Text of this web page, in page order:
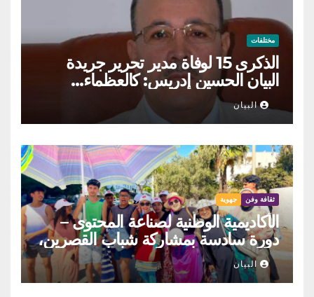
مختلفات
الذكرى 15 لوفاة مدير تحرير جريدة
البيان الحسين إدريس: كالعظماء…
عاش شامخا ورحل واقفا
البيان
ثقافة وفن جهوية
الأكاديمية الوطنية لصناعة المحتوى –
دورة سادسة بمشاركة شباب القصرين،
المنستير والمهدية
البيان